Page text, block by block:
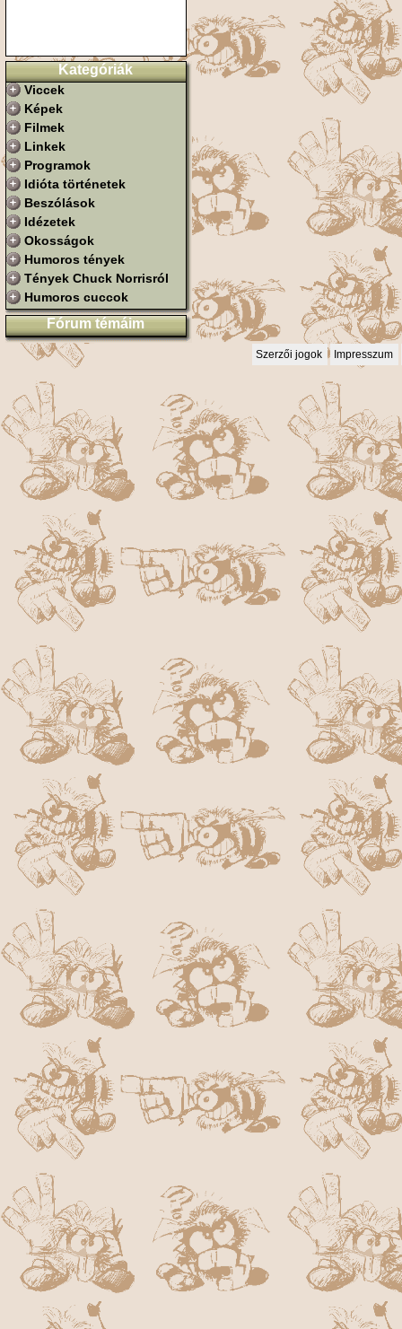
Kategóriák
Viccek
Képek
Filmek
Linkek
Programok
Idióta történetek
Beszólások
Idézetek
Okosságok
Humoros tények
Tények Chuck Norrisról
Humoros cuccok
Fórum témáim
Szerzői jogok Impresszum